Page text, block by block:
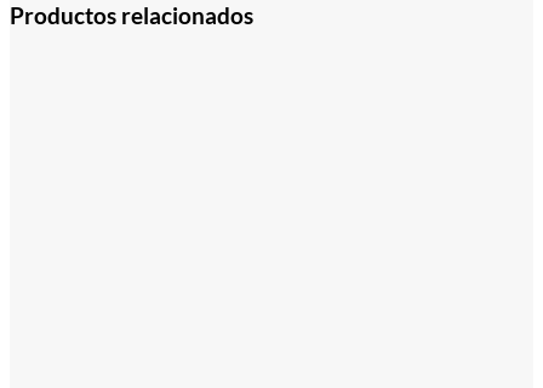
Productos relacionados